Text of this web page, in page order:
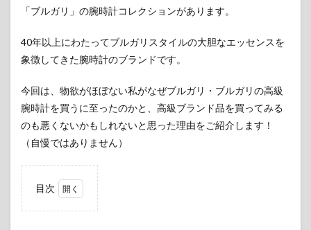
「ブルガリ」の腕時計コレクションがあります。
40年以上にわたってブルガリスタイルの大胆なエッセンスを
象徴してきた腕時計のブランドです。
今回は、物欲がほぼない私がなぜブルガリ・ブルガリの高級
腕時計を買うに至ったのかと、高級ブランド品を買ってみる
のも悪くないかもしれないと思った理由をご紹介します！
（自慢ではありません）
目次